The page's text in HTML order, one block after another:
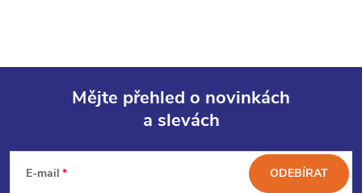
Mějte přehled o novinkách
a slevách
E-mail ODEBÍRAT